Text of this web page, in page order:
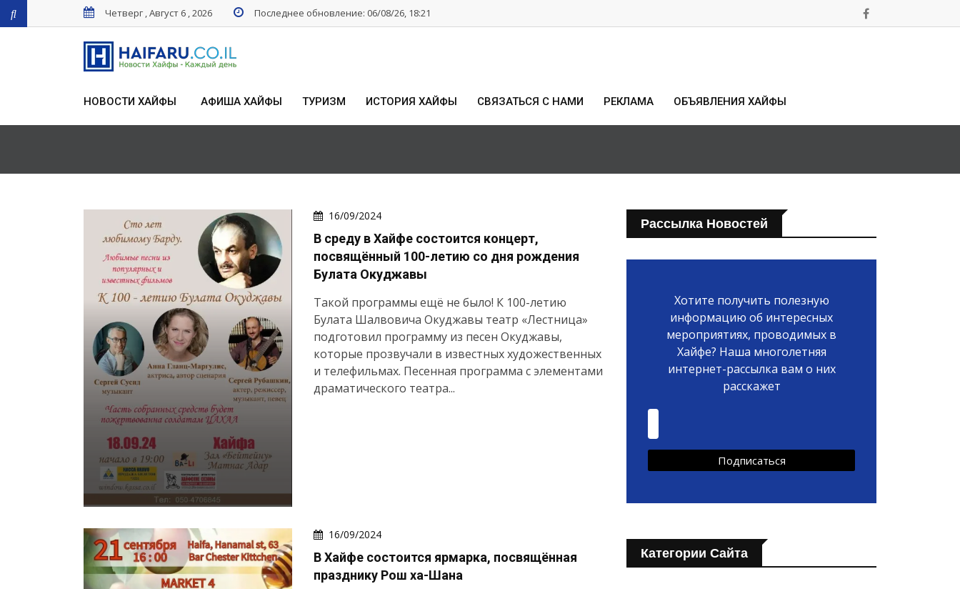
Четверг , Август 6 , 2026 Последнее обновление: 06/08/26, 18:21
НОВОСТИ ХАЙФЫ АФИША ХАЙФЫ ТУРИЗМ ИСТОРИЯ ХАЙФЫ СВЯЗАТЬСЯ С НАМИ РЕКЛАМА ОБЪЯВЛЕНИЯ ХАЙФЫ
16/09/2024
В среду в Хайфе состоится концерт,
посвящённый 100-летию со дня рождения
Булата Окуджавы
Такой программы ещё не было! К 100-летию
Булата Шалвовича Окуджавы театр «Лестница»
подготовил программу из песен Окуджавы,
которые прозвучали в известных художественных
и телефильмах. Песенная программа с элементами
драматического театра...
16/09/2024
В Хайфе состоится ярмарка, посвящённая
празднику Рош ха-Шана
Рассылка Новостей
Хотите получить полезную
информацию об интересных
мероприятиях, проводимых в
Хайфе? Наша многолетняя
интернет-рассылка вам о них
расскажет
Категории Сайта